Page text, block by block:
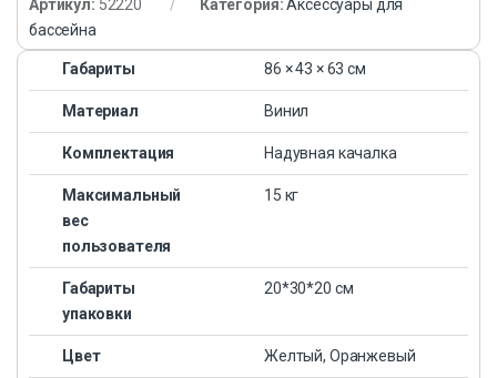
Артикул: 52220 Категория:Аксессуары для
бассейна
Габариты 86 × 43 × 63 см
Материал Винил
Комплектация Надувная качалка
Максимальный
вес
пользователя
15 кг
Габариты
упаковки
20*30*20 см
Цвет Желтый, Оранжевый